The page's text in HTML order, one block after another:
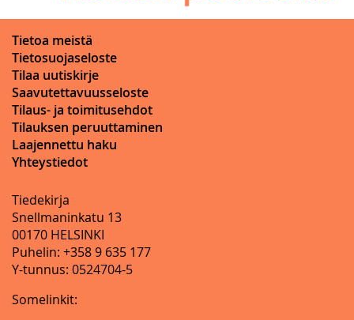
Tietoa meistä
Tietosuojaseloste
Tilaa uutiskirje
Saavutettavuusseloste
Tilaus- ja toimitusehdot
Tilauksen peruuttaminen
Laajennettu haku
Yhteystiedot
Tiedekirja
Snellmaninkatu 13
00170 HELSINKI
Puhelin: +358 9 635 177
Y-tunnus: 0524704-5
Somelinkit: